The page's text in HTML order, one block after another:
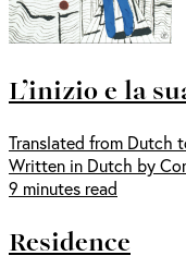
L’inizio e la
Translated from Dutch
Written in Dutch by
9 minutes read
Residence